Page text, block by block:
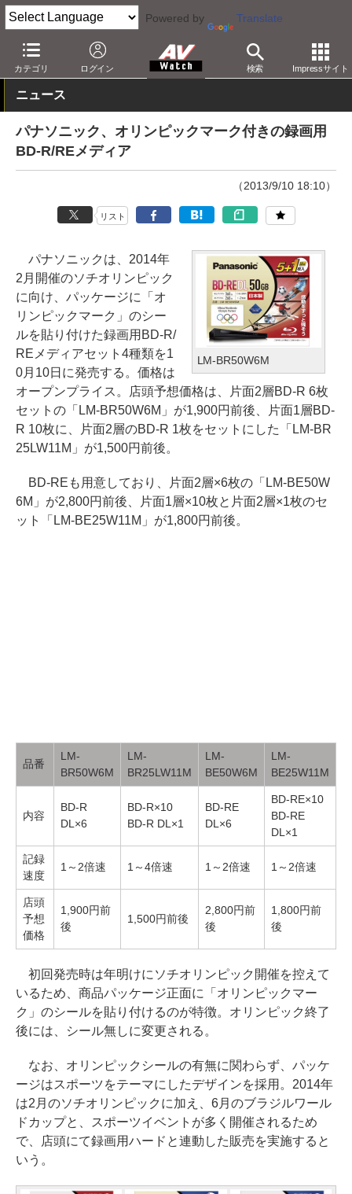
Powered by Translate
カテゴリ ログイン 検索 Impressサイト
AV Watch 製品 記録メディア BD
ニュース
パナソニック、オリンピックマーク付きの録画用
BD-R/REメディア
（2013/9/10 18:10）
リスト
LM-BR50W6M
パナソニックは、2014年
2月開催のソチオリンピック
に向け、パッケージに「オ
リンピックマーク」のシー
ルを貼り付けた録画用BD-R/
REメディアセット4種類を1
0月10日に発売する。価格は
オープンプライス。店頭予想価格は、片面2層BD-R 6枚
セットの「LM-BR50W6M」が1,900円前後、片面1層BD-
R 10枚に、片面2層のBD-R 1枚をセットにした「LM-BR
25LW11M」が1,500円前後。
BD-REも用意しており、片面2層×6枚の「LM-BE50W
6M」が2,800円前後、片面1層×10枚と片面2層×1枚のセ
ット「LM-BE25W11M」が1,800円前後。
品番
LM-
BR50W6M
LM-
BR25LW11M
LM-
BE50W6M
LM-
BE25W11M
内容
BD-R
DL×6
BD-R×10
BD-R DL×1
BD-RE
DL×6
BD-RE×10
BD-RE
DL×1
記録
速度
1～2倍速 1～4倍速 1～2倍速 1～2倍速
店頭
予想
価格
1,900円前
後
1,500円前後
2,800円前
後
1,800円前
後
初回発売時は年明けにソチオリンピック開催を控えて
いるため、商品パッケージ正面に「オリンピックマー
ク」のシールを貼り付けるのが特徴。オリンピック終了
後には、シール無しに変更される。
なお、オリンピックシールの有無に関わらず、パッケ
ージはスポーツをテーマにしたデザインを採用。2014年
は2月のソチオリンピックに加え、6月のブラジルワール
ドカップと、スポーツイベントが多く開催されるため
で、店頭にて録画用ハードと連動した販売を実施すると
いう。